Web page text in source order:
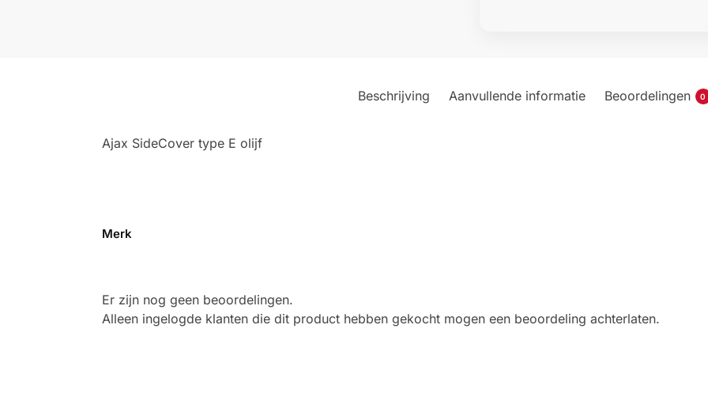
Beschrijving Aanvullende informatie Beoordelingen 0
Ajax SideCover type E olijf
Merk
Er zijn nog geen beoordelingen.
Alleen ingelogde klanten die dit product hebben gekocht mogen een beoordeling achterlaten.